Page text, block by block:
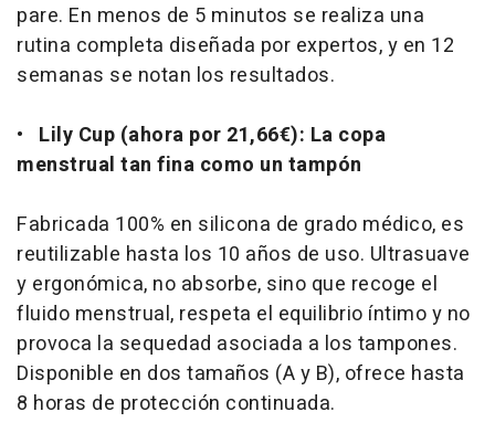
pare. En menos de 5 minutos se realiza una
rutina completa diseñada por expertos, y en 12
semanas se notan los resultados.
• Lily Cup (ahora por 21,66€): La copa
menstrual tan fina como un tampón
Fabricada 100% en silicona de grado médico, es
reutilizable hasta los 10 años de uso. Ultrasuave
y ergonómica, no absorbe, sino que recoge el
fluido menstrual, respeta el equilibrio íntimo y no
provoca la sequedad asociada a los tampones.
Disponible en dos tamaños (A y B), ofrece hasta
8 horas de protección continuada.